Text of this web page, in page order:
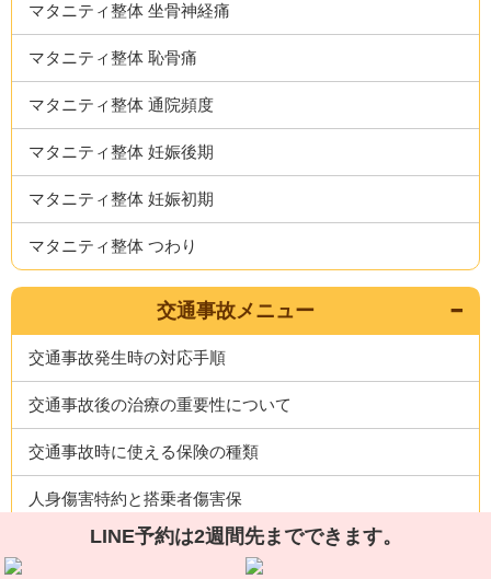
LINE予約は2週間先までできます。
マタニティ整体 坐骨神経痛
マタニティ整体 恥骨痛
マタニティ整体 通院頻度
マタニティ整体 妊娠後期
マタニティ整体 妊娠初期
マタニティ整体 つわり
交通事故メニュー
交通事故発生時の対応手順
交通事故後の治療の重要性について
交通事故時に使える保険の種類
人身傷害特約と搭乗者傷害保
整骨院と整形外科の通院方法